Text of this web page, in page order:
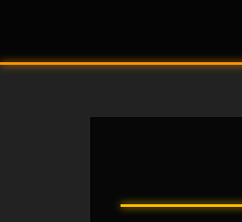
main
content
springen